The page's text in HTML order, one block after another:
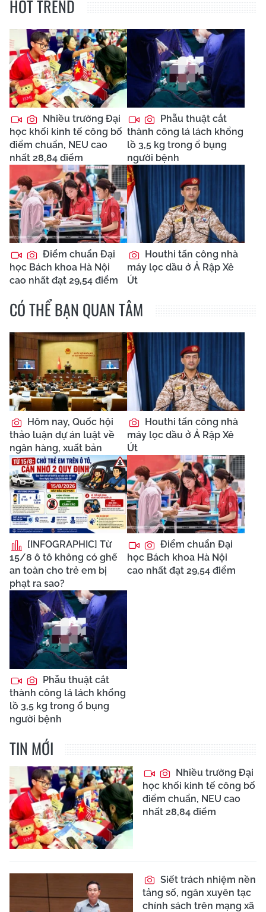
HOT TREND
Nhiều trường Đại
học khối kinh tế công bố
điểm chuẩn, NEU cao
nhất 28,84 điểm
Phẫu thuật cắt
thành công lá lách khổng
lồ 3,5 kg trong ổ bụng
người bệnh
Điểm chuẩn Đại
học Bách khoa Hà Nội
cao nhất đạt 29,54 điểm
Houthi tấn công nhà
máy lọc dầu ở Ả Rập Xê
Út
CÓ THỂ BẠN QUAN TÂM
Hôm nay, Quốc hội
thảo luận dự án luật về
ngân hàng, xuất bản
Houthi tấn công nhà
máy lọc dầu ở Ả Rập Xê
Út
[INFOGRAPHIC] Từ
15/8 ô tô không có ghế
an toàn cho trẻ em bị
phạt ra sao?
Điểm chuẩn Đại
học Bách khoa Hà Nội
cao nhất đạt 29,54 điểm
Phẫu thuật cắt
thành công lá lách khổng
lồ 3,5 kg trong ổ bụng
người bệnh
TIN MỚI
Nhiều trường Đại
học khối kinh tế công bố
điểm chuẩn, NEU cao
nhất 28,84 điểm
Siết trách nhiệm nền
tảng số, ngăn xuyên tạc
chính sách trên mạng xã